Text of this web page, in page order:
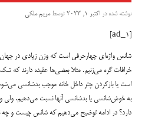
نوشته شده در اکتبر 1, 2023 توسطمریم ملکی
شانس واژه‌ای چهارحرفی است که وزن زیادی در جهان
است یا بازکردن چتر داخل خانه موجب بدشانسی
به خوش‌شانسی یا بدشانسی آنها نسبت می‌دهیم. ولی
دارد؟ در ادامه توضیح می‌دهیم که شانس چیست و چه